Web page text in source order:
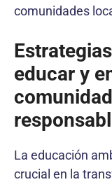
comunidades
educar y
La educación
crucial en la